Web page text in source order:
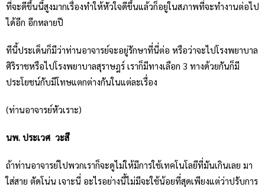
ที่จะดีขึ้นนี้สูงมากเรื่องทำให้หัวใจดีขึ้นแล้วก็อยู่ในสภาพที่จะทำงานต่อไป
ได้อีก อีกหลายปี
ทีนี้ประเด็นก็มีว่าท่านอาจารย์จะอยู่รักษาที่นี่ต่อ หรือว่าจะไปโรงพยาบาล
ศิริราชหรือไปโรงพยาบาลสุราษฎร์ เราก็มีทางเลือก 3 ทางด้วยกันก็มี
ประโยชน์กับมีโทษแตกต่างกันในแต่ละเรื่อง
(ท่านอาจารย์หัวเราะ)
นพ. ประเวศ วะสี
ถ้าท่านอาจารย์ไปพวกเราก็จะดูไม่ให้มีการใช้เทคโนโลยีที่มันเกินเลย มา
ใส่สาย ตัดโน่น เจาะนี่ อะไรอย่างนี้ไม่มีจะใช้น้อยที่สุดเพียงแต่ว่าปรับการ